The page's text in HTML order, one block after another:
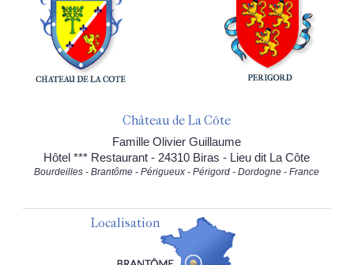
Château de La Côte
Famille Olivier Guillaume
Hôtel *** Restaurant - 24310 Biras - Lieu dit La Côte
Bourdeilles - Brantôme - Périgueux - Périgord - Dordogne - France
Localisation